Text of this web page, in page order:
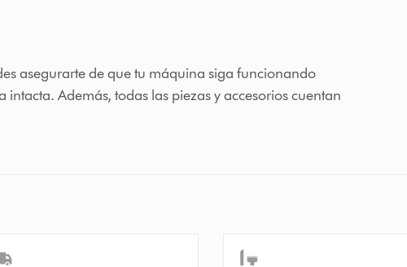
asegurarte de que tu máquina siga funcionando
Además, todas las piezas y accesorios cuentan